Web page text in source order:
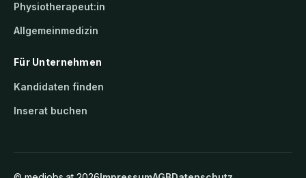
Physiotherapeut:in
Allgemeinmedizin
Für Unternehmen
Kandidaten finden
Inserat buchen